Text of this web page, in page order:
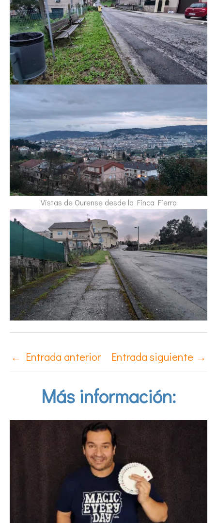
Vistas de Ourense desde la Finca Fierro
← Entrada anterior Entrada siguiente →
Más información: